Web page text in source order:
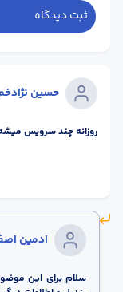
ثبت دیدگاه
حسین
روزانه چند سرویس
ادمین
سلام برای این